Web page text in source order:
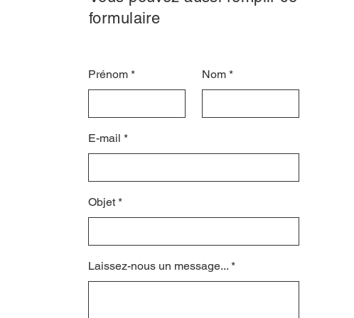
formulaire
Prénom Nom
E-mail
Objet
Laissez-nous un message...